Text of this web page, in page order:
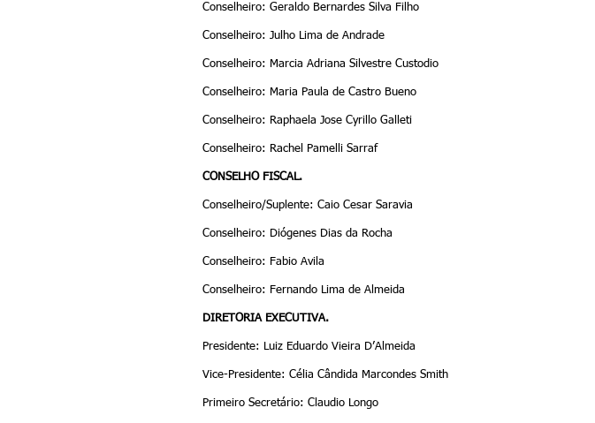
Conselheiro: Geraldo Bernardes Silva Filho
Conselheiro: Julho Lima de Andrade
Conselheiro: Marcia Adriana Silvestre Custodio
Conselheiro: Maria Paula de Castro Bueno
Conselheiro: Raphaela Jose Cyrillo Galleti
Conselheiro: Rachel Pamelli Sarraf
CONSELHO FISCAL.
Conselheiro/Suplente: Caio Cesar Saravia
Conselheiro: Diógenes Dias da Rocha
Conselheiro: Fabio Avila
Conselheiro: Fernando Lima de Almeida
DIRETORIA EXECUTIVA.
Presidente: Luiz Eduardo Vieira D’Almeida
Vice-Presidente: Célia Cândida Marcondes Smith
Primeiro Secretário: Claudio Longo